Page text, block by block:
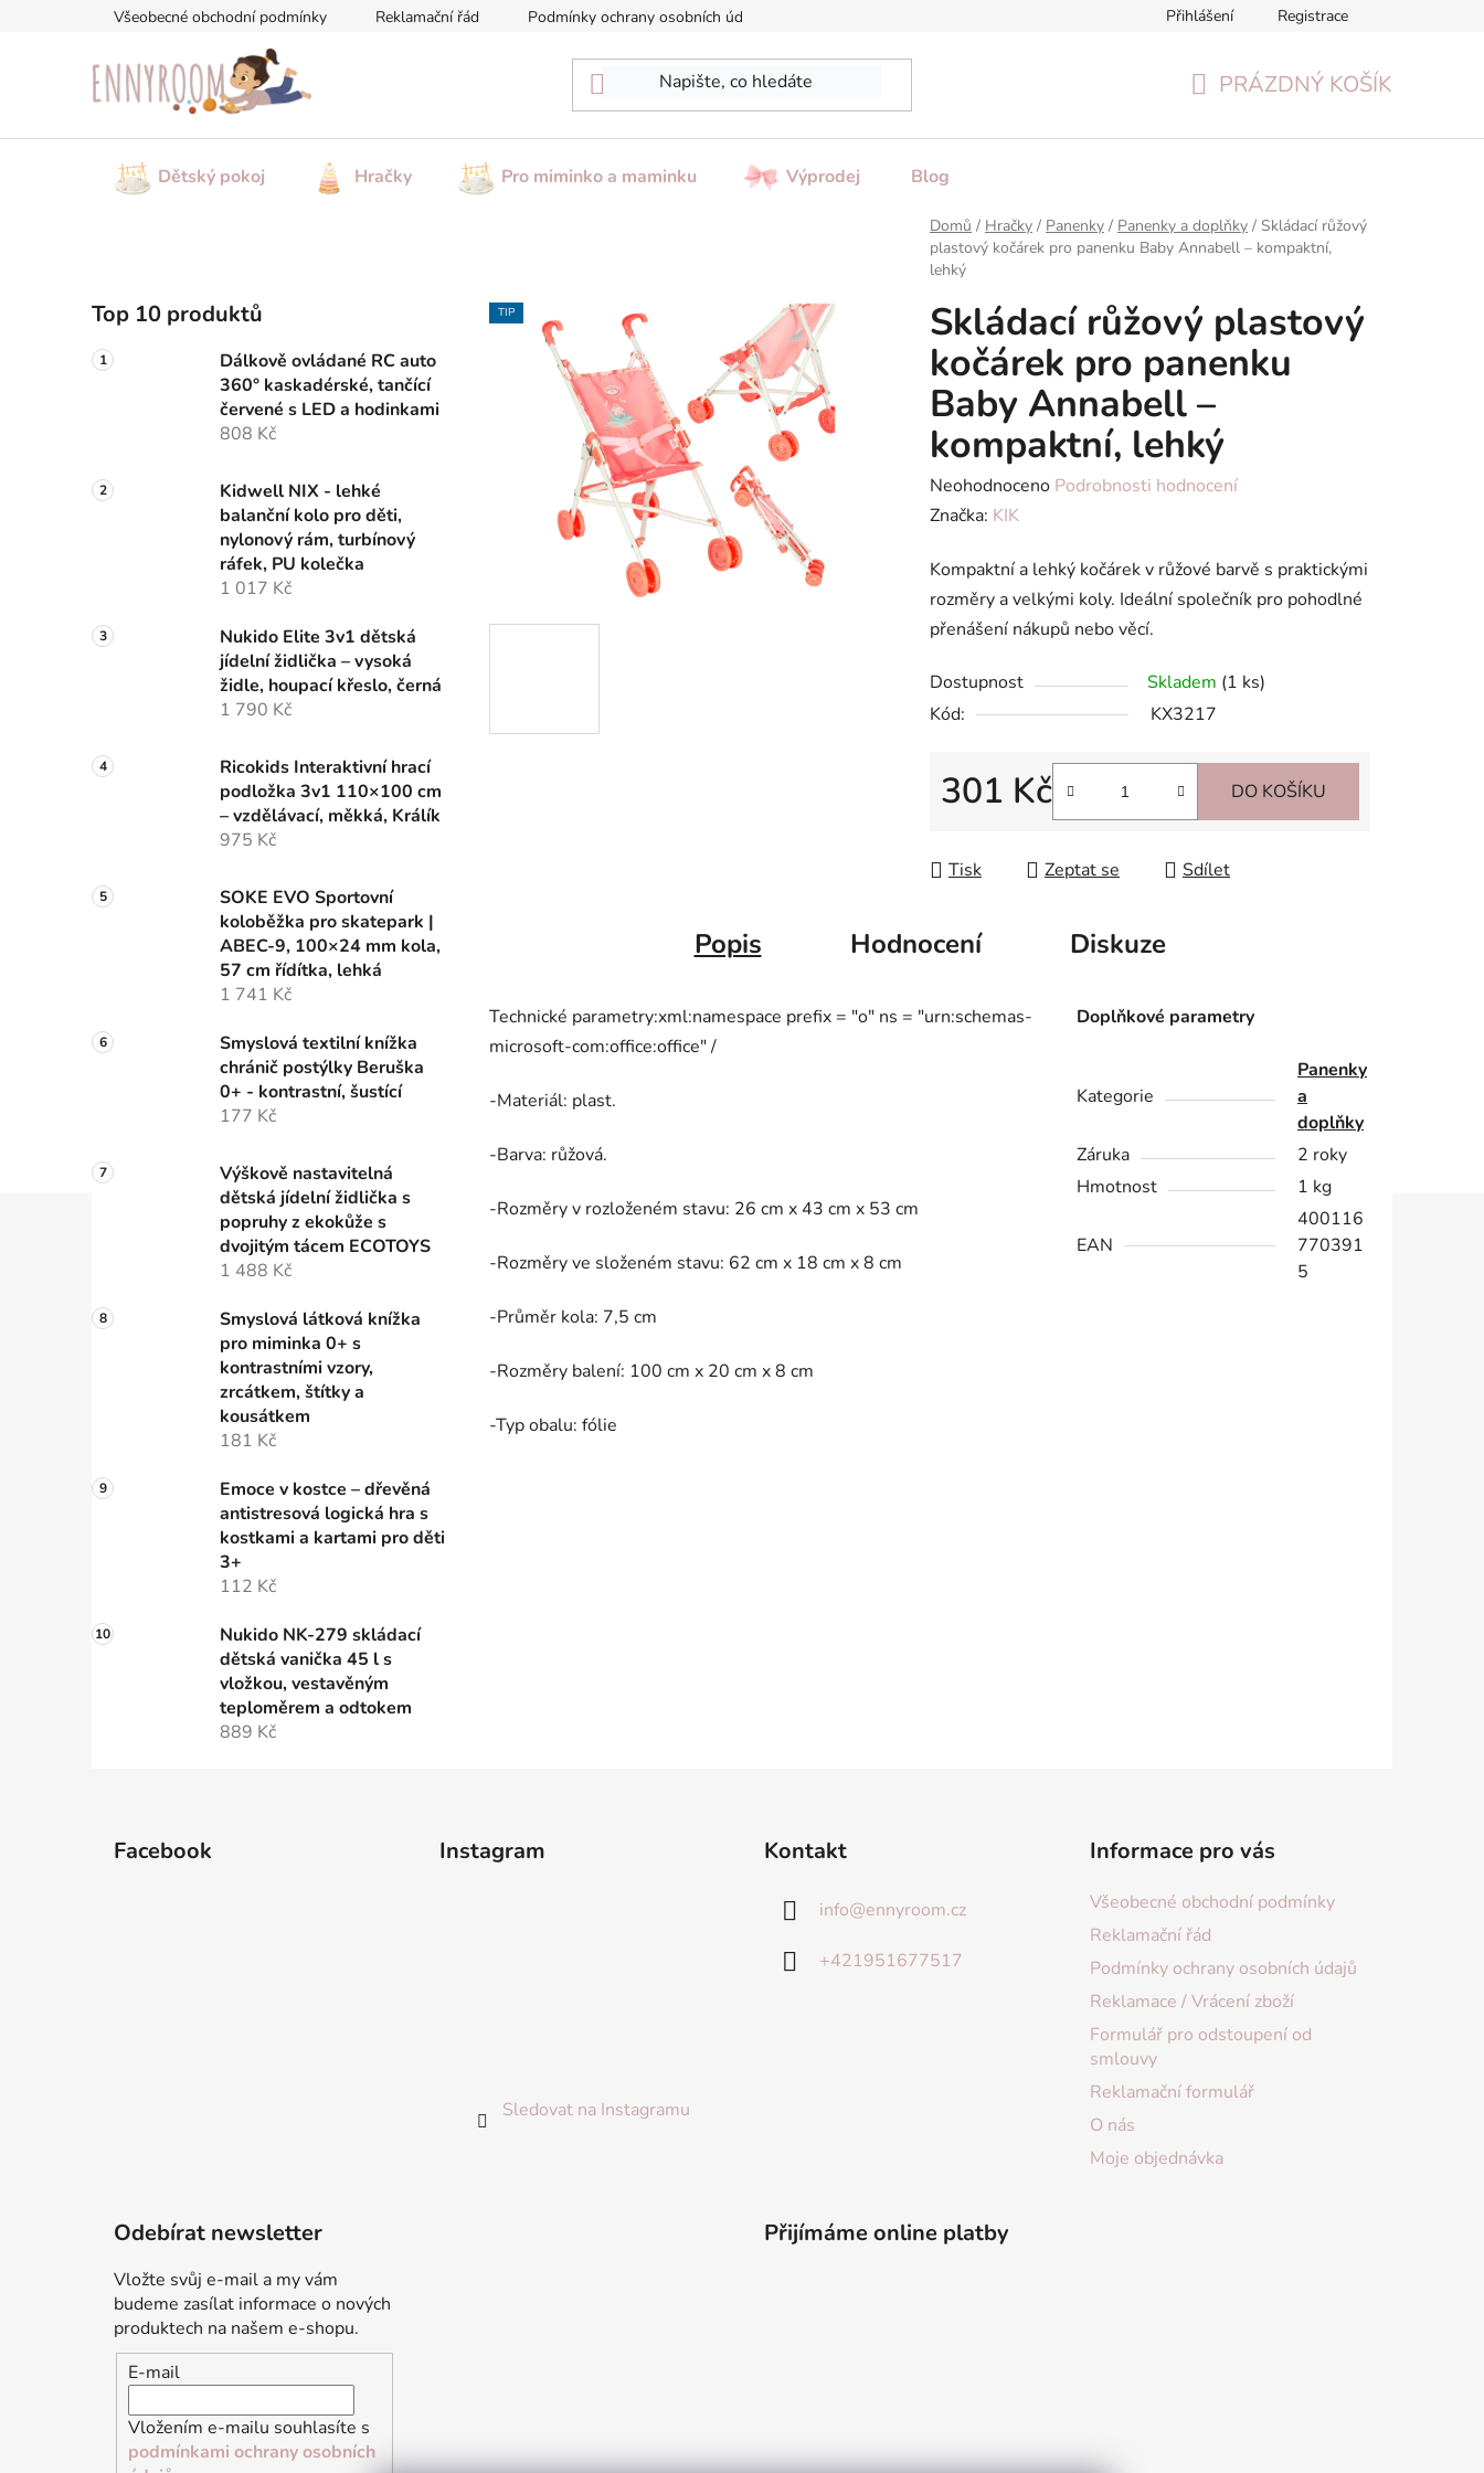
Všeobecné obchodní podmínky Reklamační řád Podmínky ochrany osobních údajů Formulář pro odstoupení od smlouvy Reklamační formulář
Přihlášení Registrace
PRÁZDNÝ KOŠÍK
Dětský pokoj Hračky Pro miminko a maminku Výprodej Blog
Domů / Hračky / Panenky / Panenky a doplňky / Skládací růžový
plastový kočárek pro panenku Baby Annabell – kompaktní,
lehký
o
s
t
n
e
Top 10 produktů
Dálkově ovládané RC auto
360° kaskadérské, tančící
červené s LED a hodinkami
808 Kč
Kidwell NIX - lehké
balanční kolo pro děti,
nylonový rám, turbínový
ráfek, PU kolečka
1 017 Kč
Nukido Elite 3v1 dětská
jídelní židlička – vysoká
židle, houpací křeslo, černá
1 790 Kč
Ricokids Interaktivní hrací
podložka 3v1 110×100 cm
– vzdělávací, měkká, Králík
975 Kč
SOKE EVO Sportovní
koloběžka pro skatepark |
ABEC-9, 100×24 mm kola,
57 cm řídítka, lehká
1 741 Kč
Smyslová textilní knížka
chránič postýlky Beruška
0+ - kontrastní, šustící
177 Kč
Výškově nastavitelná
dětská jídelní židlička s
popruhy z ekokůže s
dvojitým tácem ECOTOYS
1 488 Kč
Smyslová látková knížka
pro miminka 0+ s
kontrastními vzory,
zrcátkem, štítky a
kousátkem
181 Kč
Emoce v kostce – dřevěná
antistresová logická hra s
kostkami a kartami pro děti
3+
112 Kč
Nukido NK-279 skládací
dětská vanička 45 l s
vložkou, vestavěným
teploměrem a odtokem
889 Kč
Skládací růžový plastový
kočárek pro panenku
Baby Annabell –
kompaktní, lehký
Průměrné
hodnocení
je
0,0
z
hvězdiček.
Neohodnoceno Podrobnosti hodnocení
Značka: KIK
Kompaktní a lehký kočárek v růžové barvě s praktickými
rozměry a velkými koly. Ideální společník pro pohodlné
přenášení nákupů nebo věcí.
Dostupnost Skladem (1 ks)
Kód:
KX3217
301 Kč DO KOŠÍKU
Tisk Zeptat se Sdílet
TIP
Popis Hodnocení Diskuze
Technické parametry:xml:namespace prefix = "o" ns = "urn:schemas-
microsoft-com:office:office" /
-Materiál: plast.
-Barva: růžová.
-Rozměry v rozloženém stavu: 26 cm x 43 cm x 53 cm
-Rozměry ve složeném stavu: 62 cm x 18 cm x 8 cm
-Průměr kola: 7,5 cm
-Rozměry balení: 100 cm x 20 cm x 8 cm
-Typ obalu: fólie
Doplňkové parametry
Kategorie
Panenky
a
doplňky
Záruka
2 roky
Hmotnost
1 kg
EAN
400116
770391
5
Facebook Instagram
Sledovat na Instagramu
Kontakt
info@ennyroom.cz
+421951677517
Informace pro vás
Všeobecné obchodní podmínky
Reklamační řád
Podmínky ochrany osobních údajů
Reklamace / Vrácení zboží
Formulář pro odstoupení od
smlouvy
Reklamační formulář
O nás
Moje objednávka
Odebírat newsletter
Vložte svůj e-mail a my vám
budeme zasílat informace o nových
produktech na našem e-shopu.
E-mail
Vložením e-mailu souhlasíte s
podmínkami ochrany osobních
Přijímáme online platby